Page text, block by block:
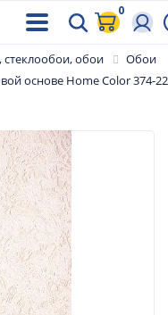
0
стеклообои, обои
Обои
основе Home Color 374-22